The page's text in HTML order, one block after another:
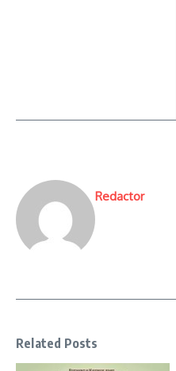
Redactor
Related Posts